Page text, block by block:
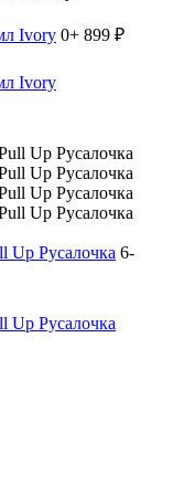
Ivory 0+ 899 ₽
Ivory
Up Русалочка 6-
Up Русалочка